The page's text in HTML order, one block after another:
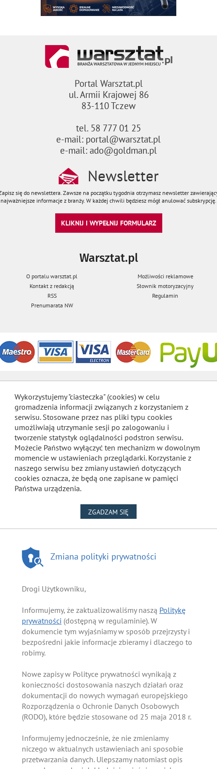
Portal Warsztat.pl
ul. Armii Krajowej 86
83-110 Tczew
tel. 58 777 01 25
e-mail: portal@warsztat.pl
e-mail: ado@goldman.pl
Newsletter
się do newslettera. Zawsze na początku tygodnia otrzymasz newsletter
najważniejsze informacje z branży. W każdej chwili będziesz mógł anulować subskrypcję.
KLIKNIJ I WYPEŁNIJ FORMULARZ
Warsztat.pl
O portalu warsztat.pl
Możliwości reklamowe
Kontakt z redakcją
Słownik motoryzacyjny
RSS
Regulamin
Prenumarata NW
Wykorzystujemy "ciasteczka" (cookies) w celu
gromadzenia informacji związanych z korzystaniem z
serwisu. Stosowane przez nas pliki typu cookies
umożliwiają utrzymanie sesji po zalogowaniu i
tworzenie statystyk oglądalności podstron serwisu.
Możecie Państwo wyłączyć ten mechanizm w dowolnym
momencie w ustawieniach przeglądarki. Korzystanie z
naszego serwisu bez zmiany ustawień dotyczących
cookies oznacza, że będą one zapisane w pamięci
Państwa urządzenia.
ZGADZAM SIĘ
Zmiana polityki prywatności
Drogi Użytkowniku,
Informujemy, że zaktualizowaliśmy naszą Politykę
prywatności (dostępną w regulaminie). W
dokumencie tym wyjaśniamy w sposób przejrzysty i
bezpośredni jakie informacje zbieramy i dlaczego to
robimy.
Nowe zapisy w Polityce prywatności wynikają z
konieczności dostosowania naszych działań oraz
dokumentacji do nowych wymagań europejskiego
Rozporządzenia o Ochronie Danych Osobowych
(RODO), które będzie stosowane od 25 maja 2018 r.
Informujemy jednocześnie, że nie zmieniamy
niczego w aktualnych ustawieniach ani sposobie
przetwarzania danych. Ulepszamy natomiast opis